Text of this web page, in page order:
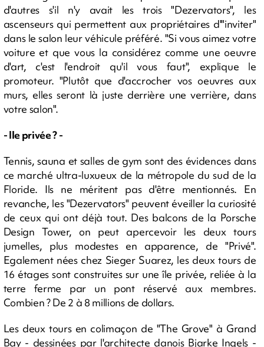
d'autres s'il n'y avait les trois "Dezervators", les
ascenseurs qui permettent aux propriétaires d'"inviter"
dans le salon leur véhicule préféré. "Si vous aimez votre
voiture et que vous la considérez comme une oeuvre
d'art, c'est l'endroit qu'il vous faut", explique le
promoteur. "Plutôt que d'accrocher vos oeuvres aux
murs, elles seront là juste derrière une verrière, dans
votre salon".
- Ile privée ? -
Tennis, sauna et salles de gym sont des évidences dans
ce marché ultra-luxueux de la métropole du sud de la
Floride. Ils ne méritent pas d'être mentionnés. En
revanche, les "Dezervators" peuvent éveiller la curiosité
de ceux qui ont déjà tout. Des balcons de la Porsche
Design Tower, on peut apercevoir les deux tours
jumelles, plus modestes en apparence, de "Privé".
Egalement nées chez Sieger Suarez, les deux tours de
16 étages sont construites sur une île privée, reliée à la
terre ferme par un pont réservé aux membres.
Combien ? De 2 à 8 millions de dollars.
Les deux tours en colimaçon de "The Grove" à Grand
Bay - dessinées par l'architecte danois Bjarke Ingels -